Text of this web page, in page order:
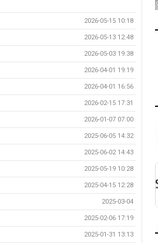
2026-05-15 10:18
2026-05-13 12:48
2026-05-03 19:38
2026-04-01 19:19
2026-04-01 16:56
2026-02-15 17:31
2026-01-07 07:00
2025-06-05 14:32
2025-06-02 14:43
2025-05-19 10:28
2025-04-15 12:28
2025-03-04
2025-02-06 17:19
2025-01-31 13:13